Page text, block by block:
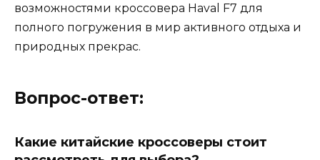
возможностями кроссовера Haval F7 для
полного погружения в мир активного отдыха и
природных прекрас.
Вопрос-ответ:
Какие китайские кроссоверы стоит